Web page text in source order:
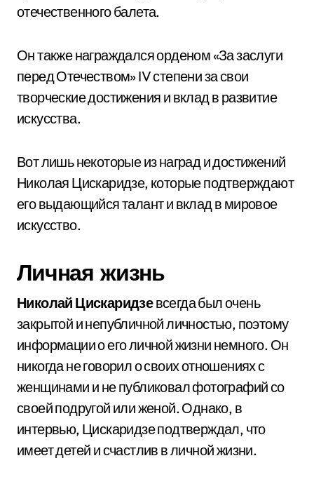
отечественного балета.
Он также награждался орденом «За заслуги
перед Отечеством» IV степени за свои
творческие достижения и вклад в развитие
искусства.
Вот лишь некоторые из наград и достижений
Николая Цискаридзе, которые подтверждают
его выдающийся талант и вклад в мировое
искусство.
Личная жизнь
Николай Цискаридзевсегда был очень
закрытой и непубличной личностью, поэтому
информации о его личной жизни немного. Он
никогда не говорил о своих отношениях с
женщинами и не публиковал фотографий со
своей подругой или женой. Однако, в
интервью, Цискаридзе подтверждал, что
имеет детей и счастлив в личной жизни.